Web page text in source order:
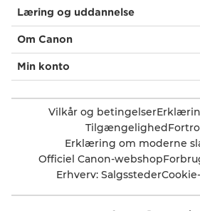
Læring og uddannelse
Om Canon
Min konto
Vilkår og betingelser
Tilgængelighed
Erklæring om moderne
Officiel Canon-webshop
Erhverv: Salgssteder